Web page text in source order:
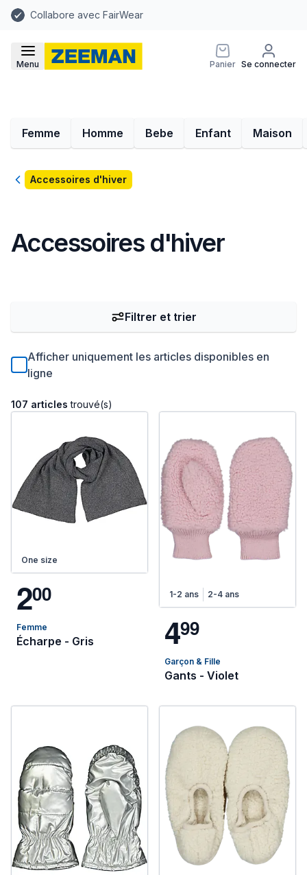
Collabore avec FairWear
Menu Panier Se connecter
Femme Homme Bebe Enfant Maison
RetourAccessoires d'hiver
Accessoires d'hiver
Afficher uniquement les articles disponibles en
ligne
107 articles trouvé(s)
Filtrer et trier
One size
200
Femme
Écharpe - Gris
1-2 ans 2-4 ans
499
Garçon & Fille
Gants - Violet